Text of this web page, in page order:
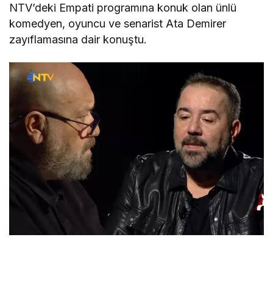
NTV’deki Empati programına konuk olan ünlü
komedyen, oyuncu ve senarist Ata Demirer
zayıflamasına dair konuştu.